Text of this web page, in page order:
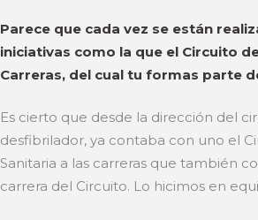
Parece que cada vez se están
iniciativas como la que el Circuito
Carreras, del cual tu formas parte
Es cierto que desde la dirección del
desfibrilador, ya contaba con uno el
Sanitaria a las carreras que también
carrera del Circuito. Lo hicimos en